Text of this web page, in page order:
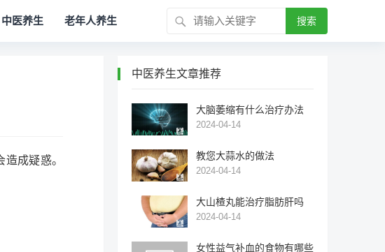
中医养生 老年人养生 搜索
成疑惑。
中医养生文章推荐
大脑萎缩有什么治疗办法
2024-04-14
教您大蒜水的做法
2024-04-14
大山楂丸能治疗脂肪肝吗
2024-04-14
女性益气补血的食物有哪些